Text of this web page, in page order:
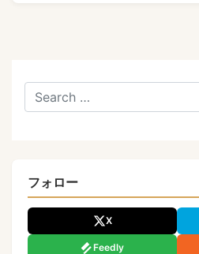
フォロー
X
Feedly